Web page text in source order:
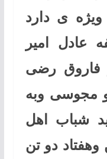
ویژه ی دارد
عادل امیر
فاروق رضی
مجوسی وبه
شباب اهل
وهفتاد دو تن